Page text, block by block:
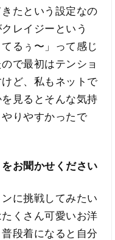
たという設定なの
レイジーという
るぅ〜」って感じ
で最初はテンショ
ど、私もネットで
見るとそんな気持
りやすかったで
お聞かせください
に挑戦してみたい
くさん可愛いお洋
段着になると自分